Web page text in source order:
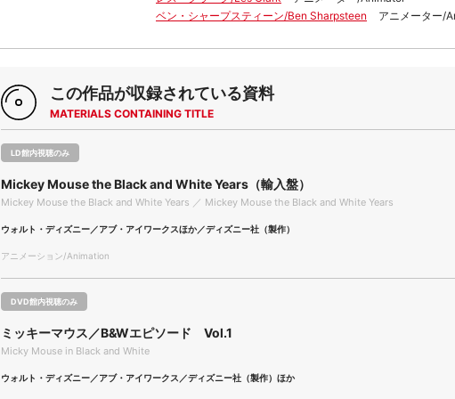
ベン・シャープスティーン/Ben Sharpsteen
アニメーター/
この作品が収録されている資料
MATERIALS CONTAINING TITLE
LD館内視聴のみ
Mickey Mouse the Black and White Years（輸入盤）
Mickey Mouse the Black and White Years ／ Mickey Mouse the Black and White Years
ウォルト・ディズニー／アブ・アイワークスほか／ディズニー社（製作）
アニメーション/Animation
DVD館内視聴のみ
ミッキーマウス／B&Wエピソード Vol.1
Micky Mouse in Black and White
ウォルト・ディズニー／アブ・アイワークス／ディズニー社（製作）ほか